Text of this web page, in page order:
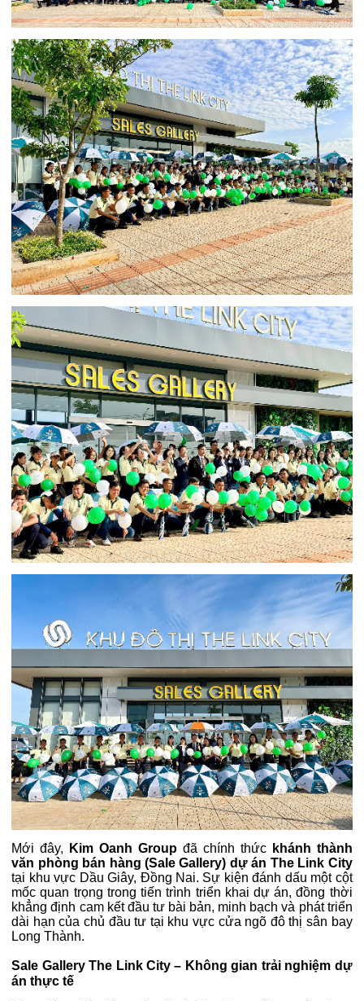
Mới đây, Kim Oanh Group đã chính thức khánh thành
văn phòng bán hàng (Sale Gallery) dự án The Link City
tại khu vực Dầu Giây, Đồng Nai. Sự kiện đánh dấu một cột
mốc quan trọng trong tiến trình triển khai dự án, đồng thời
khẳng định cam kết đầu tư bài bản, minh bạch và phát triển
dài hạn của chủ đầu tư tại khu vực cửa ngõ đô thị sân bay
Long Thành.
Sale Gallery The Link City – Không gian trải nghiệm dự
án thực tế